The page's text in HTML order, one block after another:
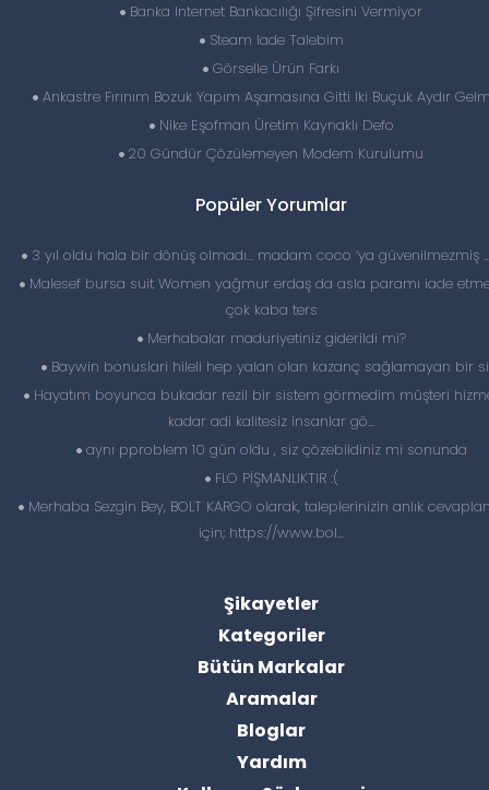
Banka Internet Bankacılığı Şifresini Vermiyor
Steam Iade Talebim
Görselle Ürün Farkı
Ankastre Fırınım Bozuk Yapım Aşamasına Gitti Iki Buçuk Aydır
Nike Eşofman Üretim Kaynaklı Defo
20 Gündür Çözülemeyen Modem Kurulumu
Popüler Yorumlar
3 yıl oldu hala bir dönüş olmadı… madam coco ‘ya güvenilmezmiş
Malesef bursa suit Women yağmur erdaş da asla paramı iade
çok kaba ters
Merhabalar maduriyetiniz giderildi mi?
Baywin bonuslari hileli hep yalan olan kazanç sağlamayan bir
Hayatım boyunca bukadar rezil bir sistem görmedim müşteri
kadar adi kalitesiz insanlar gö...
aynı pproblem 10 gün oldu , siz çözebildiniz mi sonunda
FLO PİŞMANLIKTIR :(
Merhaba Sezgin Bey, BOLT KARGO olarak, taleplerinizin anlık
için; https://www.bol...
Şikayetler
Kategoriler
Bütün Markalar
Aramalar
Bloglar
Yardım